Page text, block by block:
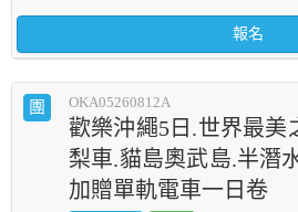
報名
團 OKA05260812A
歡樂沖繩5日.世界最美
梨車.貓島奧武島.半潛
加贈單軌電車一日卷